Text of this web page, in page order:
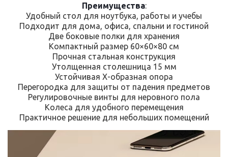
Преимущества:
Удобный стол для ноутбука, работы и учебы
Подходит для дома, офиса, спальни и гостиной
Две боковые полки для хранения
Компактный размер 60×60×80 см
Прочная стальная конструкция
Утолщенная столешница 15 мм
Устойчивая Х-образная опора
Перегородка для защиты от падения предметов
Регулировочные винты для неровного пола
Колеса для удобного перемещения
Практичное решение для небольших помещений